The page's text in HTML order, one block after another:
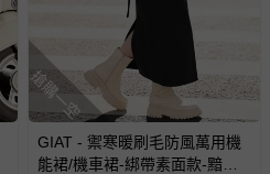
搶購一空
GIAT - 禦寒暖刷毛防風萬用機
能裙/機車裙-綁帶素面款-黯夜